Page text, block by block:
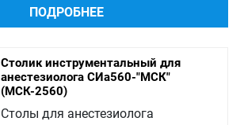
ПОДРОБНЕЕ
Столик инструментальный для
анестезиолога СИа560-"МСК"
(МСК-2560)
Столы для анестезиолога